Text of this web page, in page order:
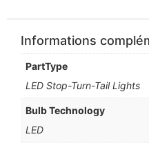
Informations
PartType
LED Stop-Turn-Tail Lights
Bulb Technology
LED